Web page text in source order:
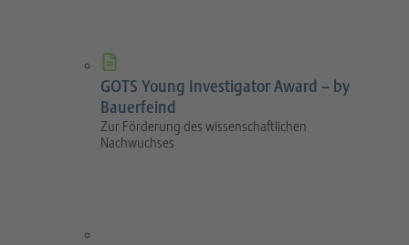
GOTS Young Investigator Award – by
Bauerfeind
Zur Förderung des wissenschaftlichen
Nachwuchses